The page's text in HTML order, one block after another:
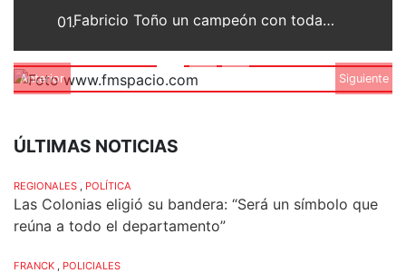
01. Fabricio Toño un campeón con todas las letras
Anterior Siguiente
ÚLTIMAS NOTICIAS
REGIONALES POLÍTICA
Las Colonias eligió su bandera: “Será un símbolo que
reúna a todo el departamento”
FRANCK POLICIALES